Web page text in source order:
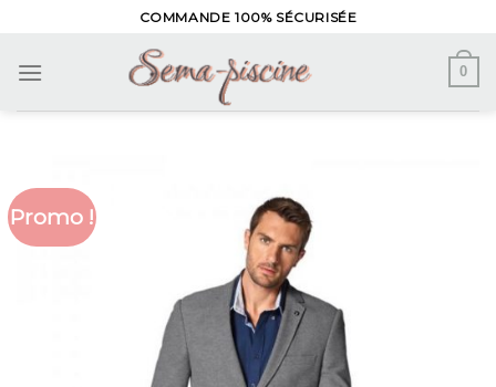
content
COMMANDE 100% SÉCURISÉE
0
Promo !